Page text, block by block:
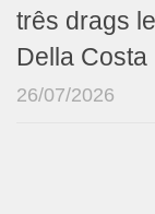
três drags
Della Costa
26/07/2026